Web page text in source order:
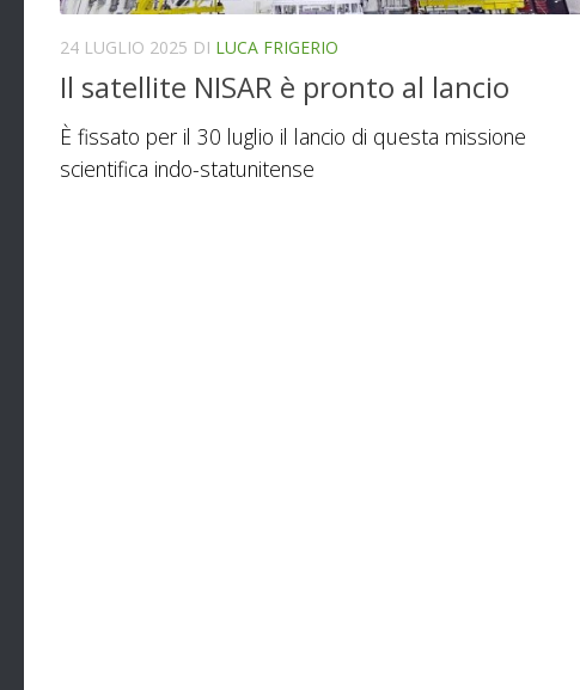
24 LUGLIO 2025 DI LUCA FRIGERIO
Il satellite NISAR è pronto al lancio
È fissato per il 30 luglio il lancio di questa missione
scientifica indo-statunitense